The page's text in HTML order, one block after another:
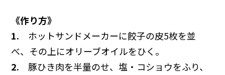
《作り方》
1. ホットサンドメーカーに餃子の皮5枚を並
べ、その上にオリーブオイルをひく。
2. 豚ひき肉を半量のせ、塩・コショウをふり、